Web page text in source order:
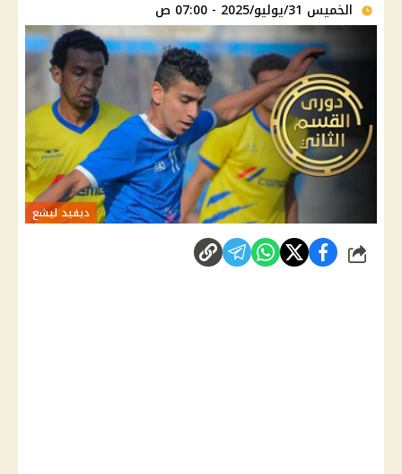
الخميس 31/يوليو/2025 - 07:00 ص
ديفيد ليشع
شارك